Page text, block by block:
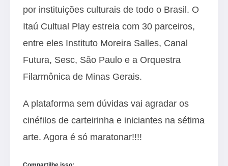
por instituições culturais de todo o Brasil. O
Itaú Cultual Play estreia com 30 parceiros,
entre eles Instituto Moreira Salles, Canal
Futura, Sesc, São Paulo e a Orquestra
Filarmônica de Minas Gerais.
A plataforma sem dúvidas vai agradar os
cinéfilos de carteirinha e iniciantes na sétima
arte. Agora é só maratonar!!!!